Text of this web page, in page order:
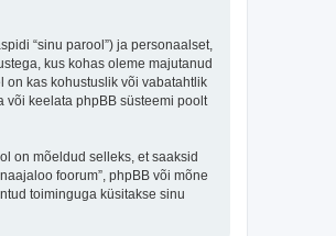
“sinu parool”) ja personaalset,
kus kohas oleme majutanud
on kas kohustuslik või vabatahtlik
või keelata phpBB süsteemi poolt
on mõeldud selleks, et saaksid
foorum”, phpBB või mõne
toiminguga küsitakse sinu